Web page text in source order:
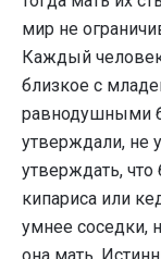
мир не
Каждый
близкое с
равнодушными
утверждали, не
утверждать, что
кипариса или
умнее соседки,